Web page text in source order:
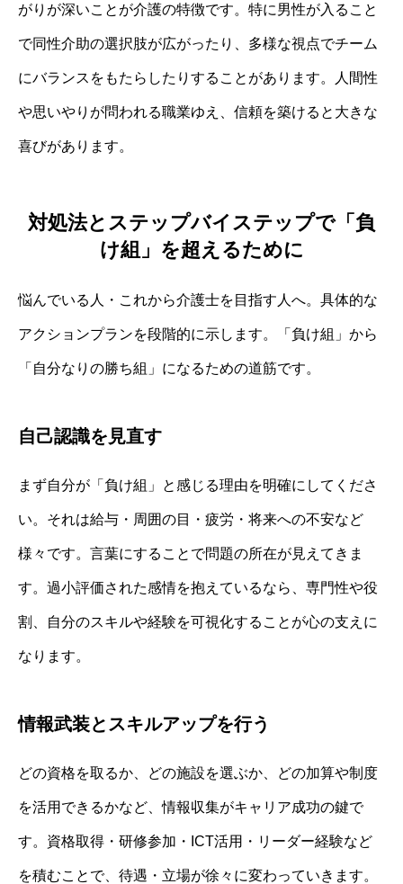
がりが深いことが介護の特徴です。特に男性が入ること
で同性介助の選択肢が広がったり、多様な視点でチーム
にバランスをもたらしたりすることがあります。人間性
や思いやりが問われる職業ゆえ、信頼を築けると大きな
喜びがあります。
対処法とステップバイステップで「負
け組」を超えるために
悩んでいる人・これから介護士を目指す人へ。具体的な
アクションプランを段階的に示します。「負け組」から
「自分なりの勝ち組」になるための道筋です。
自己認識を見直す
まず自分が「負け組」と感じる理由を明確にしてくださ
い。それは給与・周囲の目・疲労・将来への不安など
様々です。言葉にすることで問題の所在が見えてきま
す。過小評価された感情を抱えているなら、専門性や役
割、自分のスキルや経験を可視化することが心の支えに
なります。
情報武装とスキルアップを行う
どの資格を取るか、どの施設を選ぶか、どの加算や制度
を活用できるかなど、情報収集がキャリア成功の鍵で
す。資格取得・研修参加・ICT活用・リーダー経験など
を積むことで、待遇・立場が徐々に変わっていきます。